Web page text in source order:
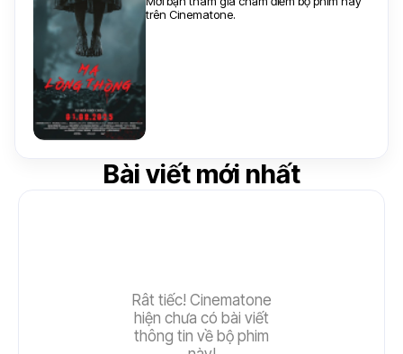
Bài viết mới nhất
Rât tiếc! Cinematone
hiện chưa có bài viết
thông tin về bộ phim
trên Cinematone.